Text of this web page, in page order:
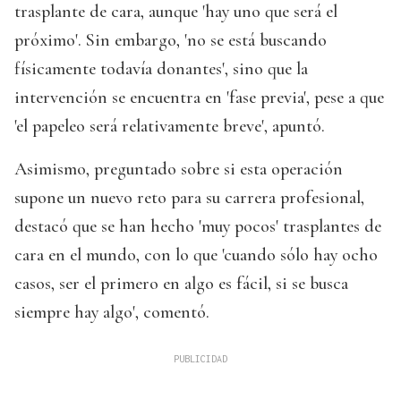
trasplante de cara, aunque 'hay uno que será el
próximo'. Sin embargo, 'no se está buscando
físicamente todavía donantes', sino que la
intervención se encuentra en 'fase previa', pese a que
'el papeleo será relativamente breve', apuntó.
Asimismo, preguntado sobre si esta operación
supone un nuevo reto para su carrera profesional,
destacó que se han hecho 'muy pocos' trasplantes de
cara en el mundo, con lo que 'cuando sólo hay ocho
casos, ser el primero en algo es fácil, si se busca
siempre hay algo', comentó.